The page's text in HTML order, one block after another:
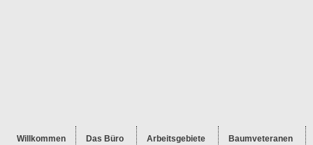
Willkommen Das Büro Arbeitsgebiete Baumveteranen